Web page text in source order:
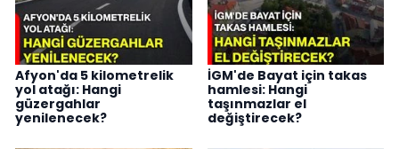
Afyon'da 5 kilometrelik
yol atağı: Hangi
güzergahlar
yenilenecek?
İGM'de Bayat için takas
hamlesi: Hangi
taşınmazlar el
değiştirecek?